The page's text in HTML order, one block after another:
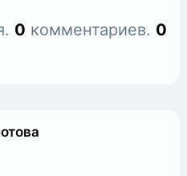
0 комментариев. 0